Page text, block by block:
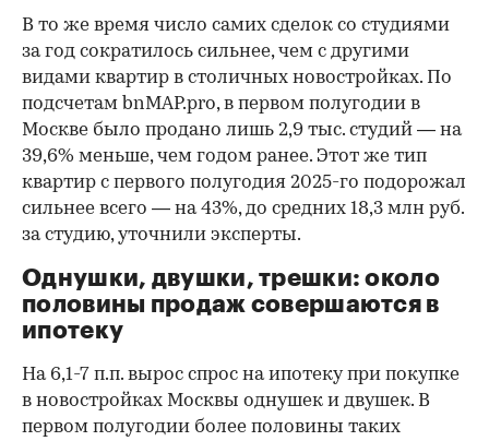
00:00 / 00:00
В то же время число самих сделок со студиями
за год сократилось сильнее, чем с другими
видами квартир в столичных новостройках. По
подсчетам bnMAP.pro, в первом полугодии в
Москве было продано лишь 2,9 тыс. студий — на
39,6% меньше, чем годом ранее. Этот же тип
квартир с первого полугодия 2025-го подорожал
сильнее всего — на 43%, до средних 18,3 млн руб.
за студию, уточнили эксперты.
Однушки, двушки, трешки: около
половины продаж совершаются в
ипотеку
На 6,1-7 п.п. вырос спрос на ипотеку при покупке
в новостройках Москвы однушек и двушек. В
первом полугодии более половины таких